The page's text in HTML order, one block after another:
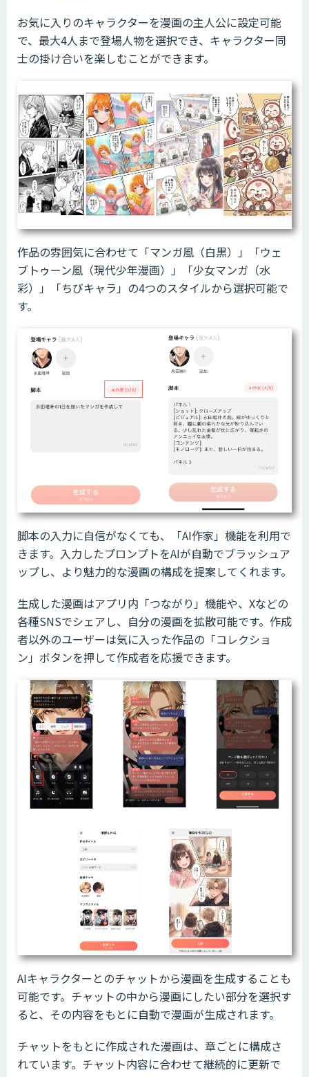
お気に入りのキャラクターを漫画の主人公に設定可能
で、最大4人まで登場人物を選択でき、キャラクター同
士の掛け合いを楽しむことができます。
作品の雰囲気に合わせて「マンガ風（白黒）」「ウェ
ブトゥーン風（現代少年漫画）」「少女マンガ（水
彩）」「ちびキャラ」の4つのスタイルから選択可能で
す。
脚本の入力に自信がなくても、「AI作家」機能を利用で
きます。入力したプロンプトをAIが自動でブラッシュア
ップし、より魅力的な漫画の構成を提案してくれます。
生成した漫画はアプリ内「つながり」機能や、Xなどの
各種SNSでシェアし、自分の漫画を拡散可能です。作成
者以外のユーザーは気に入った作品の「コレクショ
ン」ボタンを押して作成者を応援できます。
AIキャラクターとのチャットから漫画を生成することも
可能です。チャットの中から漫画にしたい部分を選択す
ると、その内容をもとに自動で漫画が生成されます。
チャットをもとに作成された漫画は、章ごとに構成さ
れています。チャット内容に合わせて継続的に更新で